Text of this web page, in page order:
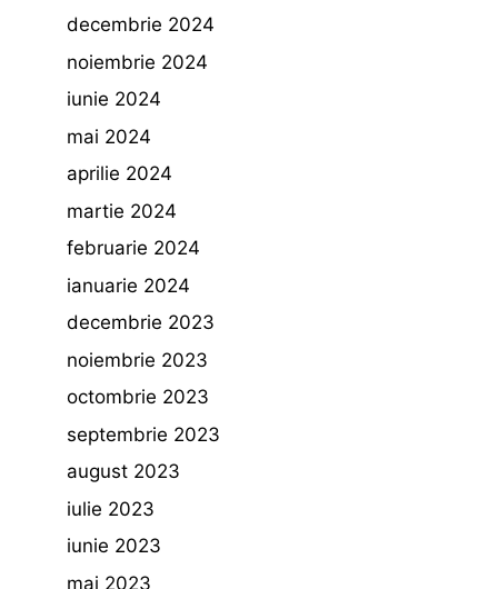
decembrie 2024
noiembrie 2024
iunie 2024
mai 2024
aprilie 2024
martie 2024
februarie 2024
ianuarie 2024
decembrie 2023
noiembrie 2023
octombrie 2023
septembrie 2023
august 2023
iulie 2023
iunie 2023
mai 2023